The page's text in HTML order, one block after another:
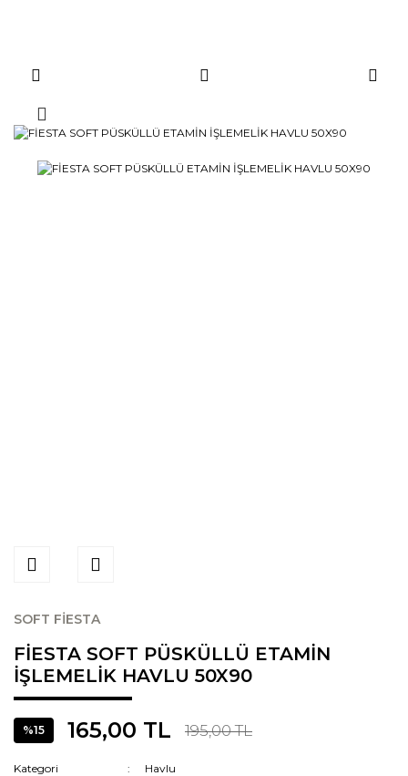
SOFT FİESTA
FİESTA SOFT PÜSKÜLLÜ ETAMİN
İŞLEMELİK HAVLU 50X90
%15 165,00 TL 195,00 TL
Kategori
Havlu